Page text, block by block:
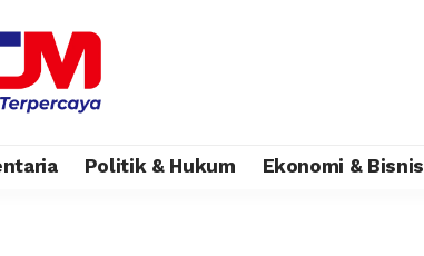
Politik & Hukum Ekonomi & Bisnis